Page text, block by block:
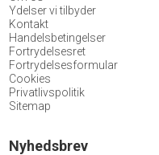
Ydelser vi tilbyder
Kontakt
Handelsbetingelser
Fortrydelsesret
Fortrydelsesformular
Cookies
Privatlivspolitik
Sitemap
Nyhedsbrev